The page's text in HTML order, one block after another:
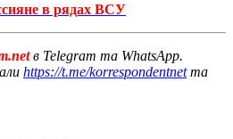
в рядах ВСУ
в Telegram та WhatsApp.
https://t.me/korrespondentnetта